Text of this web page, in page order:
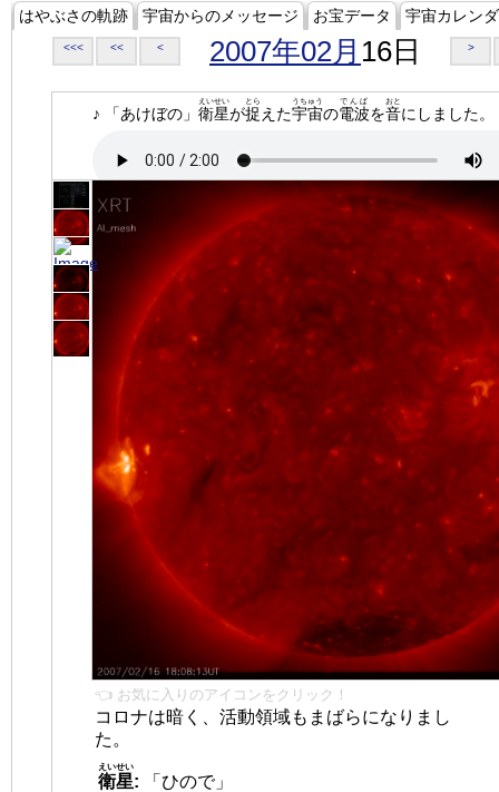
はやぶさの軌跡 宇宙からのメッセージ お宝データ 宇宙カレン
<<< << < 2007年02月 16日 >
♪ 「あけぼの」 衛星
えいせい
が捉
とら
えた宇宙
うちゅう
の電波
でんぱ
を音
おと
にしました。
👈 お気に入りのアイコンをクリック！
コロナは暗く、活動領域もまばらになりまし
た。
衛星
えいせい
:
「ひので」